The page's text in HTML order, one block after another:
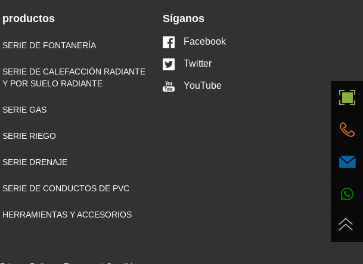
productos
SERIE DE FONTANERÍA
SERIE DE CALEFACCIÓN RADIANTE
Y POR SUELO RADIANTE
SERIE GAS
SERIE RIEGO
SERIE DRENAJE
SERIE DE CONDUCTOS DE PVC
HERRAMIENTAS Y ACCESORIOS
Síganos
Facebook
Twitter
YouTube